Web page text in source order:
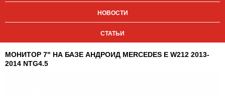
НОВОСТИ
СТАТЬИ
МОНИТОР 7" НА БАЗЕ АНДРОИД MERCEDES E W212 2013-
2014 NTG4.5